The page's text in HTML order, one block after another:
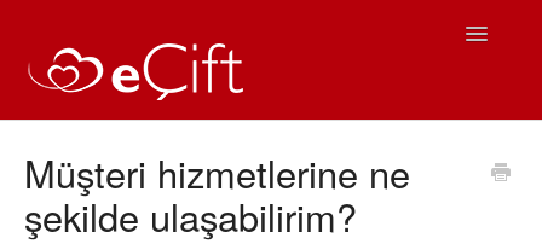
Toggle
eÇift Kullanım
Müşteri hizmetlerine ne
şekilde ulaşabilirim?